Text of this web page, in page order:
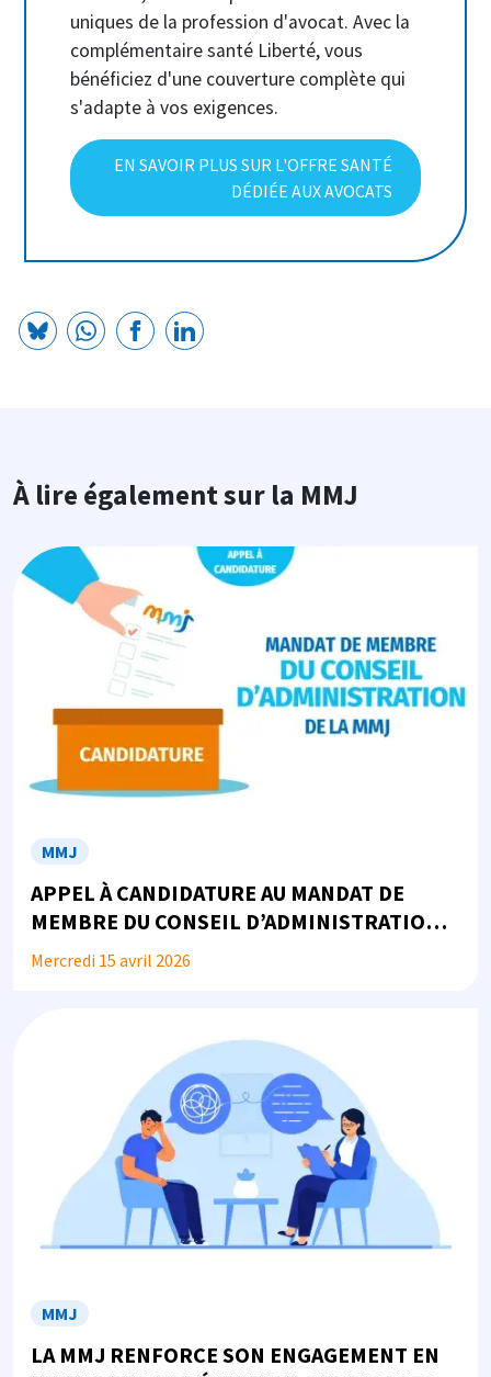
uniques de la profession d'avocat. Avec la
complémentaire santé Liberté, vous
bénéficiez d'une couverture complète qui
s'adapte à vos exigences.
EN SAVOIR PLUS SUR L'OFFRE SANTÉ
DÉDIÉE AUX AVOCATS
À lire également sur la MMJ
Image
MMJ
APPEL À CANDIDATURE AU MANDAT DE
MEMBRE DU CONSEIL D’ADMINISTRATION
DE LA MMJ
Mercredi 15 avril 2026
MMJ
LA MMJ RENFORCE SON ENGAGEMENT EN